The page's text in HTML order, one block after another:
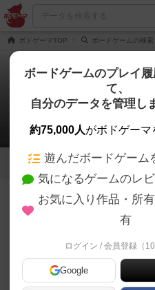
ボドゲーマTOP ボードゲームの検索
フードチェ
Sato39さ
8
1655名 19名
《フードチェーン
客競争を生き残れ！
ボードゲームのプレイ
て、
自分のデータを管理し
約75,000人がボドゲーマ
遊んだボードゲーム
気になるゲームのレ
お気に入り作品・所
有
ログイン / 会員登録（10
Google